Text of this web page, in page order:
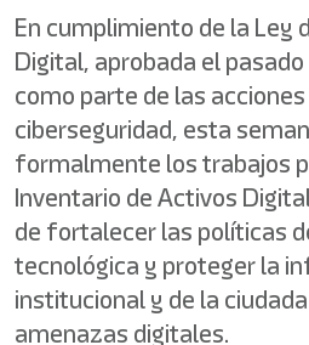
En cumplimiento de la Ley
Digital, aprobada el
como parte de las
ciberseguridad, esta
formalmente los trabajos
Inventario de Activos
de fortalecer las políticas
tecnológica y proteger la
institucional y de la
amenazas digitales.